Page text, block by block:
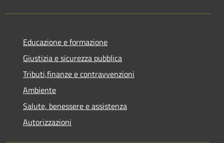
Educazione e formazione
Giustizia e sicurezza pubblica
Tributi,finanze e contravvenzioni
Ambiente
Salute, benessere e assistenza
Autorizzazioni